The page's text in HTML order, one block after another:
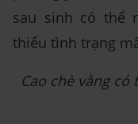
sau sinh có thể
thiểu tình trạng
Cao chè vằng